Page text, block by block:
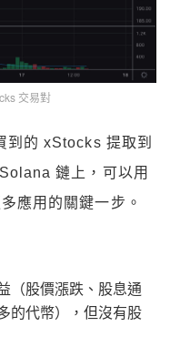
交易對
到的 xStocks 提取到
鏈上，可以用
應用的關鍵一步。
（股價漲跌、股息通
的代幣），但沒有股